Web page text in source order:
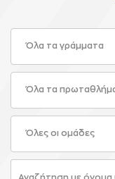
Όλα τα γράμματα
Όλα τα
Όλες οι ομάδες